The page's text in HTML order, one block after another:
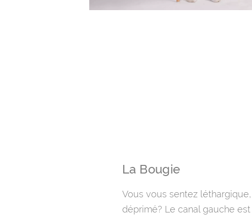
La Bougie
Vous vous sentez
déprimé? Le canal gauche